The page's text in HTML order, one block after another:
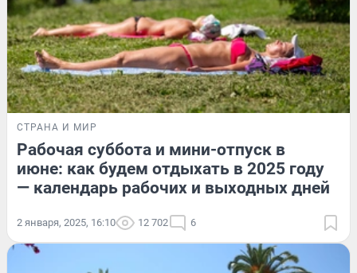
СТРАНА И МИР
Рабочая суббота и мини-отпуск в
июне: как будем отдыхать в 2025 году
— календарь рабочих и выходных дней
2 января, 2025, 16:10 12 702 6